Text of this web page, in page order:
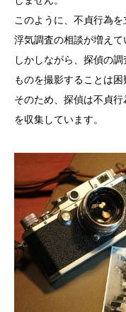
このように、不貞行為
浮気調査の相談が増えて
しかしながら、探偵の
ものを撮影することは困
そのため、探偵は不貞
を収集しています。